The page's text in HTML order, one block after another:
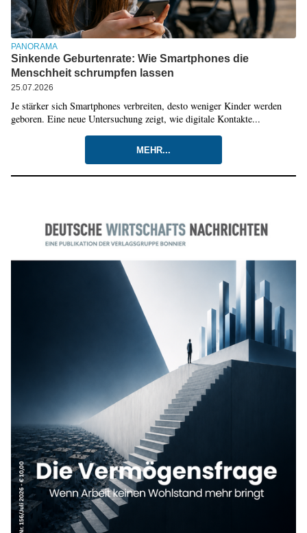
PANORAMA
Sinkende Geburtenrate: Wie Smartphones die
Menschheit schrumpfen lassen
25.07.2026
Je stärker sich Smartphones verbreiten, desto weniger Kinder werden
geboren. Eine neue Untersuchung zeigt, wie digitale Kontakte...
MEHR...